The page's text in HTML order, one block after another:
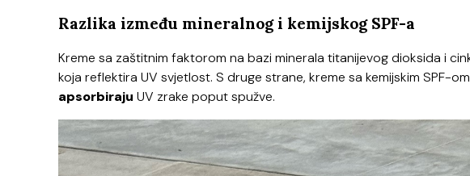
Razlika između mineralnog i kemijskog SPF-a
Kreme sa zaštitnim faktorom na bazi minerala titanijevog dioksida i
koja reflektira UV svjetlost. S druge strane, kreme sa kemijskim SPF-
apsorbiraju UV zrake poput spužve.